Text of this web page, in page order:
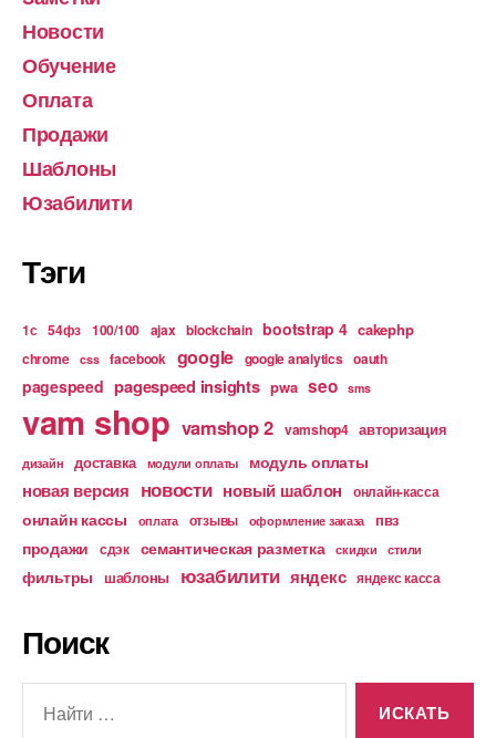
Новости
Обучение
Оплата
Продажи
Шаблоны
Юзабилити
Тэги
1с 54фз 100/100 ajax blockchain bootstrap 4 cakephp
chrome css facebook google google analytics oauth
pagespeed pagespeed insights pwa seo sms
vam shop vamshop 2 vamshop4 авторизация
дизайн доставка модули оплаты модуль оплаты
новая версия новости новый шаблон онлайн-касса
онлайн кассы оплата отзывы оформление заказа пвз
продажи сдэк семантическая разметка скидки стили
фильтры шаблоны юзабилити яндекс яндекс касса
Поиск